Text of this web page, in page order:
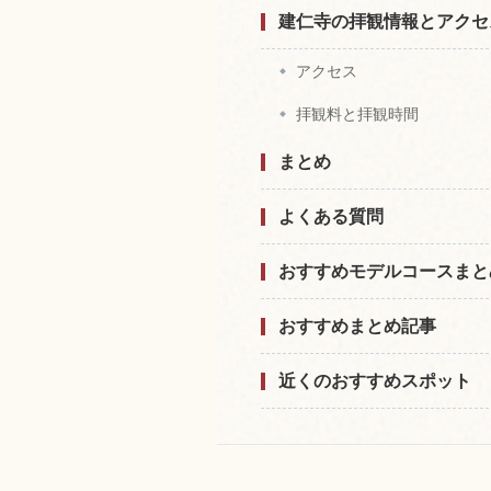
建仁寺の拝観情報とアク
アクセス
拝観料と拝観時間
まとめ
よくある質問
おすすめモデルコースま
おすすめまとめ記事
近くのおすすめスポット